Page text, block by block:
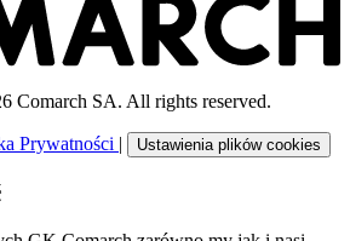
Comarch SA. All rights reserved.
Prywatności | Ustawienia plików cookies